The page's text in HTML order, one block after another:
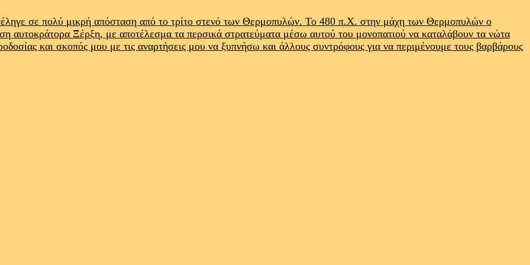
σε πολύ μικρή απόσταση από το τρίτο στενό των Θερμοπυλών. Το 480 π.Χ. στην μάχη των Θερμοπυλών ο
αυτοκράτορα Ξέρξη, με αποτέλεσμα τα περσικά στρατεύματα μέσω αυτού του μονοπατιού να καταλάβουν τα νώτα
και σκοπός μου με τις αναρτήσεις μου να ξυπνήσω και άλλους συντρόφους για να περιμένουμε τους βαρβάρους